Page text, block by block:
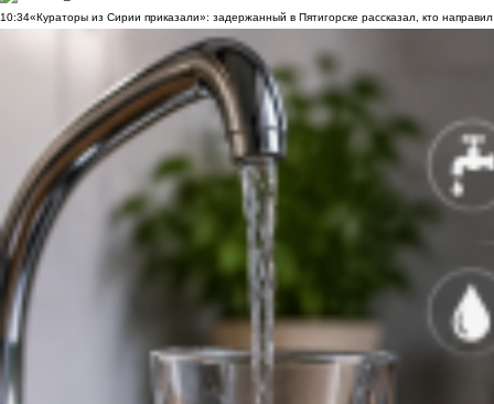
10:34«Кураторы из Сирии приказали»: задержанный в Пятигорске рассказал, кто направил